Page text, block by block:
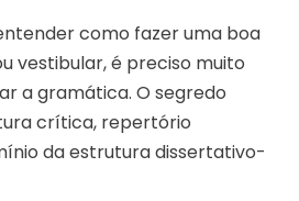
como fazer uma boa
vestibular, é preciso muito
a gramática. O segredo
crítica, repertório
da estrutura dissertativo-